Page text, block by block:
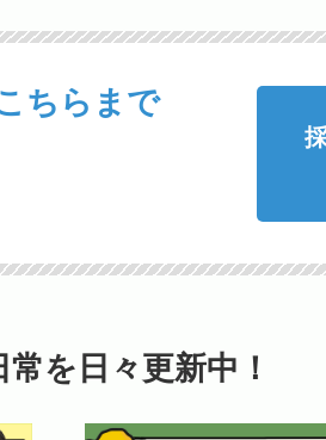
ちらまで
を日々更新中！